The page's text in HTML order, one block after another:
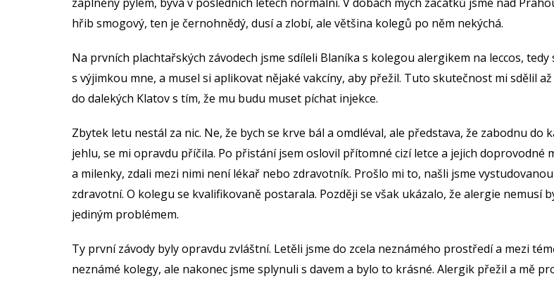
hřib smogový, ten je černohnědý, dusí a zlobí, ale většina kolegů po něm nekýchá.
Na prvních plachtařských závodech jsme sdíleli Blaníka s kolegou alergikem na leccos, tedy
s výjimkou mne, a musel si aplikovat nějaké vakcíny, aby přežil. Tuto skutečnost mi sdělil
do dalekých Klatov s tím, že mu budu muset píchat injekce.
Zbytek letu nestál za nic. Ne, že bych se krve bál a omdléval, ale představa, že zabodnu do
jehlu, se mi opravdu příčila. Po přistání jsem oslovil přítomné cizí letce a jejich doprovodné
a milenky, zdali mezi nimi není lékař nebo zdravotník. Prošlo mi to, našli jsme
zdravotní. O kolegu se kvalifikovaně postarala. Později se však ukázalo, že alergie nemusí
jediným problémem.
Ty první závody byly opravdu zvláštní. Letěli jsme do zcela neznámého prostředí a mezi
neznámé kolegy, ale nakonec jsme splynuli s davem a bylo to krásné. Alergik přežil a mě